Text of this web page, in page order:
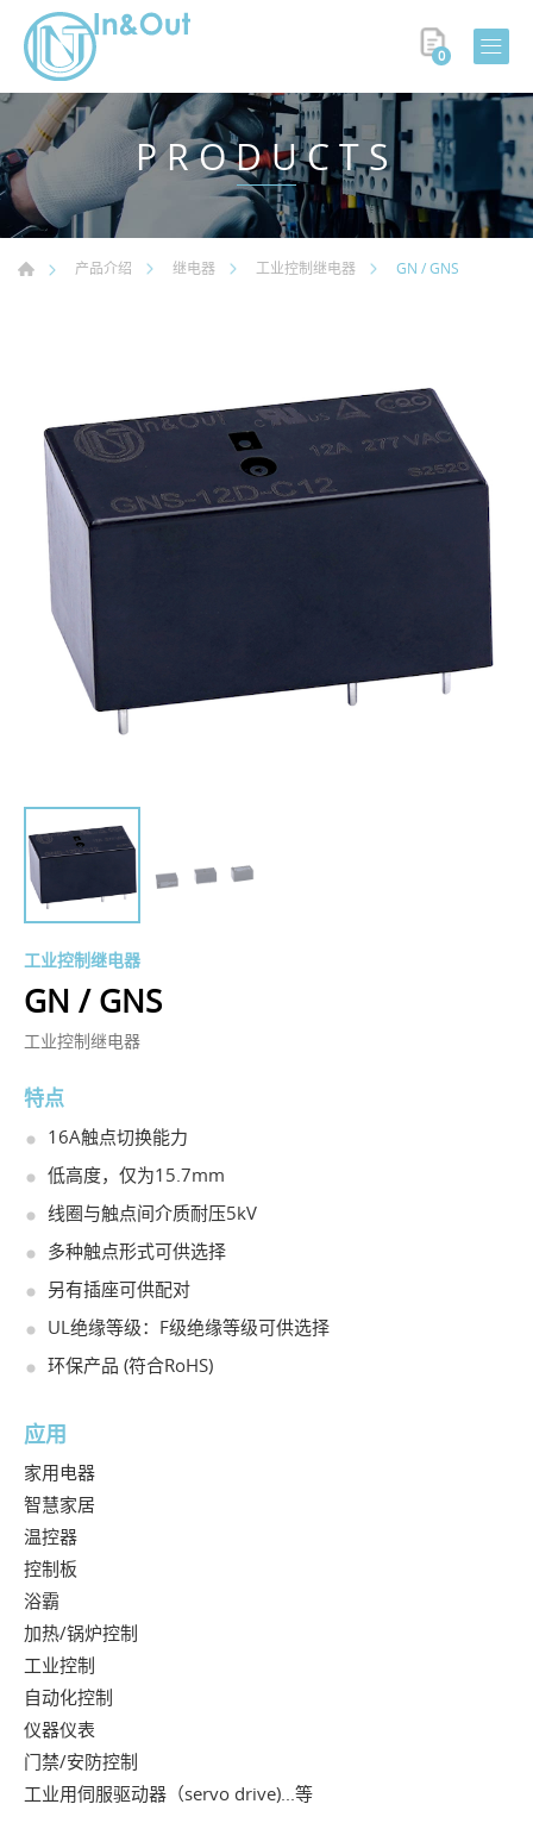
0
PRODUCTS
产品介绍 继电器 工业控制继电器 GN / GNS
工业控制继电器
GN / GNS
工业控制继电器
特点
16A触点切换能力
低高度，仅为15.7mm
线圈与触点间介质耐压5kV
多种触点形式可供选择
另有插座可供配对
UL绝缘等级：F级绝缘等级可供选择
环保产品 (符合RoHS)
应用
家用电器
智慧家居
温控器
控制板
浴霸
加热/锅炉控制
工业控制
自动化控制
仪器仪表
门禁/安防控制
工业用伺服驱动器（servo drive)...等